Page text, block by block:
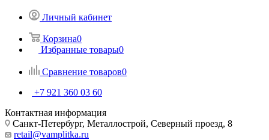
Личный кабинет
Корзина0
Избранные товары0
Сравнение товаров0
+7 921 360 03 60
Контактная информация
Санкт-Петербург, Металлострой, Северный проезд, 8
retail@vamplitka.ru